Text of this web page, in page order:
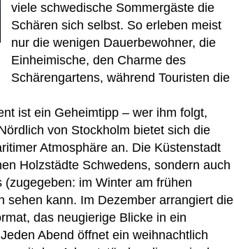
viele schwedische Sommergäste die
Schären sich selbst. So erleben meist
nur die wenigen Dauerbewohner, die
Einheimische, den Charme des
Schärengartens, während Touristen die
ist ein Geheimtipp – wer ihm folgt,
von Stockholm bietet sich die
Atmosphäre an. Die Küstenstadt
Holzstädte Schwedens, sondern auch
im Winter am frühen
sehen kann. Im Dezember arrangiert die
das neugierige Blicke in ein
Abend öffnet ein weihnachtlich